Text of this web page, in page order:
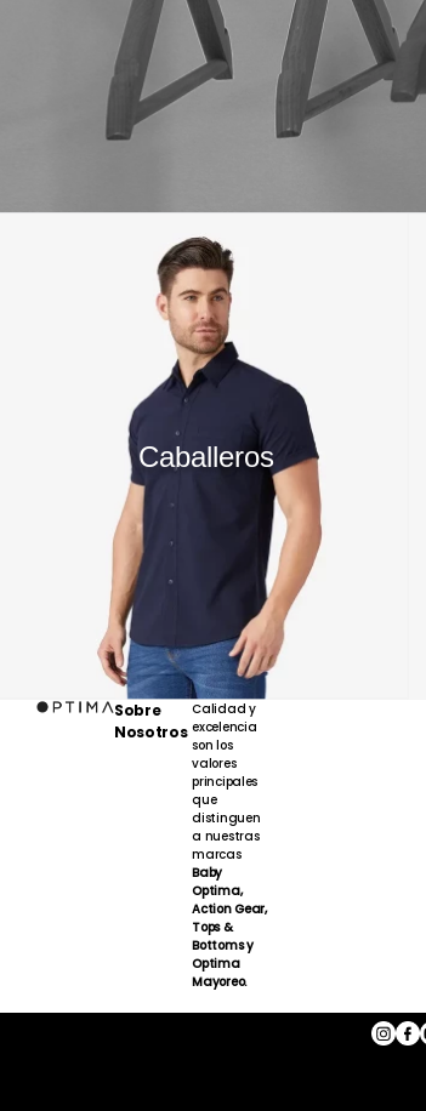
Caballeros
Sobre
Nosotros
Calidad y
excelencia
son los
valores
principales
que
distinguen
a nuestras
marcas
Baby
Optima,
Action Gear,
Tops &
Bottoms y
Optima
Mayoreo.
playera manga larga